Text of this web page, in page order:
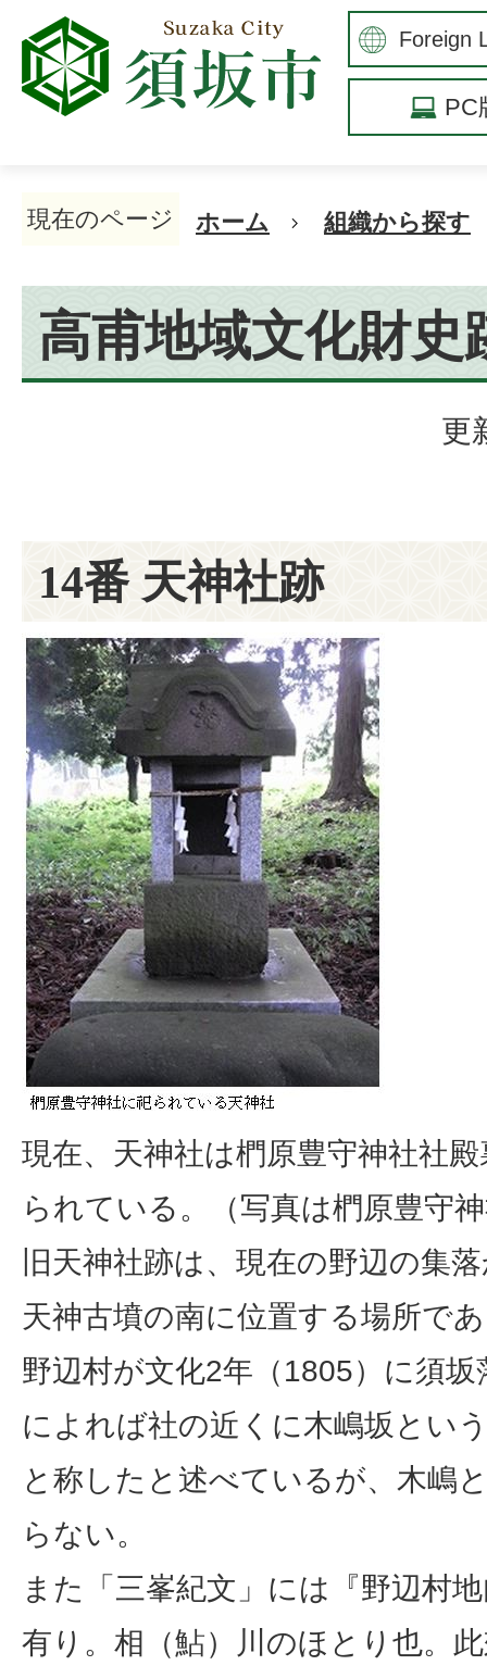
PC
現在のページ ホーム 組織から探す
高甫地域文化財史
更
14番 天神社跡
現在、天神社は椚原豊守神社社
られている。（写真は椚原豊守
旧天神社跡は、現在の野辺の集
天神古墳の南に位置する場所で
野辺村が文化2年（1805）に須
によれば社の近くに木嶋坂とい
と称したと述べているが、木嶋
らない。
また「三峯紀文」には『野辺村
有り。相（鮎）川のほとり也。